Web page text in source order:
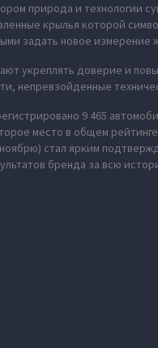
природа и технологии
крылья которой
задать новое измерение
укреплять доверие и
непревзойденные
9 465
место в общем
стал ярким
бренда за всю